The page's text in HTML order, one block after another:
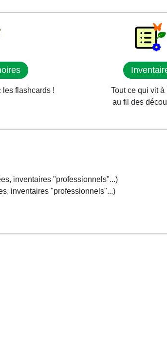
les flashcards !
Tout ce qui vit à
au fil des
inventaires "professionnels"...)
inventaires "professionnels"...)